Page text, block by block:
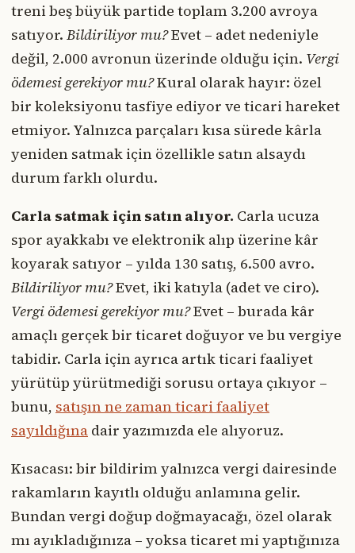
treni beş büyük partide toplam 3.200 avroya
satıyor. Bildiriliyor mu?Evet – adet nedeniyle
değil, 2.000 avronun üzerinde olduğu için. Vergi
ödemesi gerekiyor mu?Kural olarak hayır: özel
bir koleksiyonu tasfiye ediyor ve ticari hareket
etmiyor. Yalnızca parçaları kısa sürede kârla
yeniden satmak için özellikle satın alsaydı
durum farklı olurdu.
Carla satmak için satın alıyor. Carla ucuza
spor ayakkabı ve elektronik alıp üzerine kâr
koyarak satıyor – yılda 130 satış, 6.500 avro.
Bildiriliyor mu?Evet, iki katıyla (adet ve ciro).
Vergi ödemesi gerekiyor mu?Evet – burada kâr
amaçlı gerçek bir ticaret doğuyor ve bu vergiye
tabidir. Carla için ayrıca artık ticari faaliyet
yürütüp yürütmediği sorusu ortaya çıkıyor –
bunu, satışın ne zaman ticari faaliyet
sayıldığına dair yazımızda ele alıyoruz.
Kısacası: bir bildirim yalnızca vergi dairesinde
rakamların kayıtlı olduğu anlamına gelir.
Bundan vergi doğup doğmayacağı, özel olarak
mı ayıkladığınıza – yoksa ticaret mi yaptığınıza